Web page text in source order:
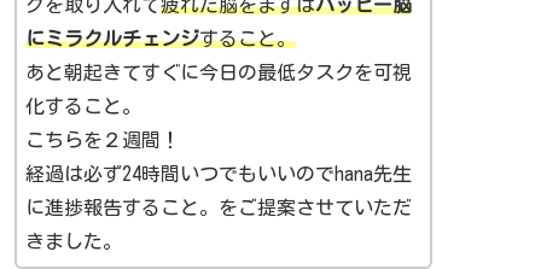
グを取り入れて疲れた脳をまずはハッピー脳
にミラクルチェンジすること。
あと朝起きてすぐに今日の最低タスクを可視
化すること。
こちらを２週間！
経過は必ず24時間いつでもいいのでhana先生
に進捗報告すること。をご提案させていただ
きました。